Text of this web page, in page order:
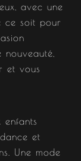
avec une
ce soit pour
et vous
enfants
et
Une mode